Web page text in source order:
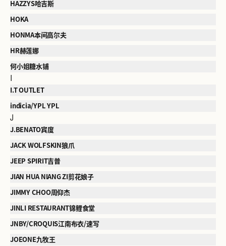
HAZZYS哈吉斯
HOKA
HONMA本间高尔夫
HR赫莲娜
何小姐糖水铺
I
I.T OUTLET
indicia/YPL YPL
J
J.BENATO宾度
JACK WOLFSKIN狼爪
JEEP SPIRIT吉普
JIAN HUA NIANG ZI剪花娘子
JIMMY CHOO周仰杰
JINLI RESTAURANT锦鲤食堂
JNBY/CROQUIS江南布衣/速写
JOEONE九牧王